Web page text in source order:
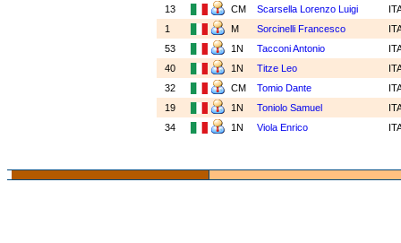
13
CM Scarsella Lorenzo Luigi
1
M Sorcinelli Francesco
53
1N Tacconi Antonio
40
1N Titze Leo
32
CM Tomio Dante
19
1N Toniolo Samuel
34
1N Viola Enrico